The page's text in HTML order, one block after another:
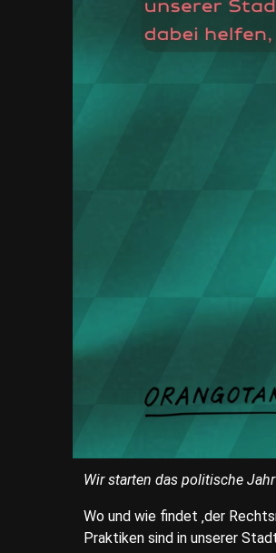
Wir starten das politische
Wo und wie findet ‚der
Praktiken sind in unserer